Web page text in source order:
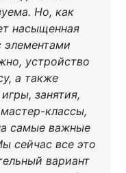
Но, как
насыщенная
устройство
а также
занятия,
классы,
самые важные
сейчас все это
вариант